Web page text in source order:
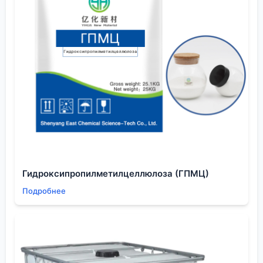
море, поэтому хороший респиратор и пылесос
Полировка до зеркального блеска. Многие на этом
экономят, используя автомобильные полироли. Но
они часто содержат силиконы, которые потом
мешают адгезии. Я пользуюсь специальными
пастами для полимеров или делаю финишный
тонкий слой смолы — т.н. ?глянцевую заливку?.
Это сложнее, но покрытие получается
эпоксидной смолой для столешниц
постоянный баланс между искусством и точной
наукой. Нельзя полагаться только на глазомер и
образцах и не бояться сложных, нестандартных
решений. Ошибки будут — они и есть главный
Гидроксипропилметилцеллюлоза (ГПМЦ)
Подробнее